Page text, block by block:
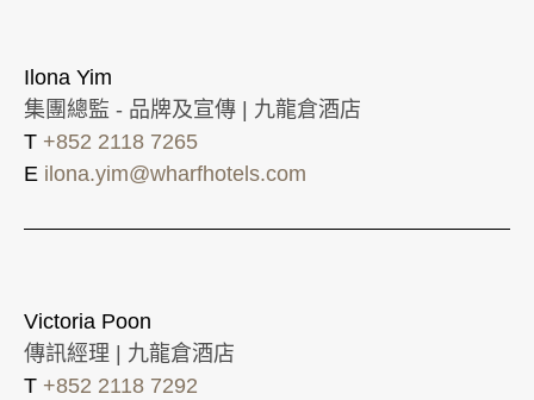
Ilona Yim
集團總監 - 品牌及宣傳 | 九龍倉酒店
T +852 2118 7265
E ilona.yim@wharfhotels.com
Victoria Poon
傳訊經理 | 九龍倉酒店
T +852 2118 7292